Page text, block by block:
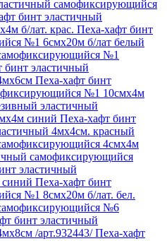
самофиксирующийся
бинт эластичный
б/лат. крас. Пеха-хафт бинт
№1 6смх20м б/лат белый
№1
бинт эластичный
Пеха-хафт бинт
№1 10смх4м
эластичный
синий Пеха-хафт бинт
4мх4см. красный
4смх4м
самофиксирующийся
эластичный
Пеха-хафт бинт
№1 8смх20м б/лат. бел.
№6
бинт эластичный
/арт.932443/ Пеха-хафт